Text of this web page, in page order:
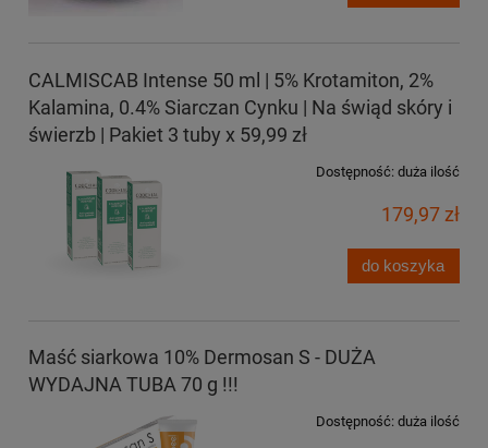
CALMISCAB Intense 50 ml | 5% Krotamiton, 2%
Kalamina, 0.4% Siarczan Cynku | Na świąd skóry i
świerzb | Pakiet 3 tuby x 59,99 zł
Dostępność: duża ilość
179,97 zł
do koszyka
Maść siarkowa 10% Dermosan S - DUŻA
WYDAJNA TUBA 70 g !!!
Dostępność: duża ilość